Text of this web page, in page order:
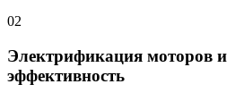
02
Электрификация моторов
эффективность